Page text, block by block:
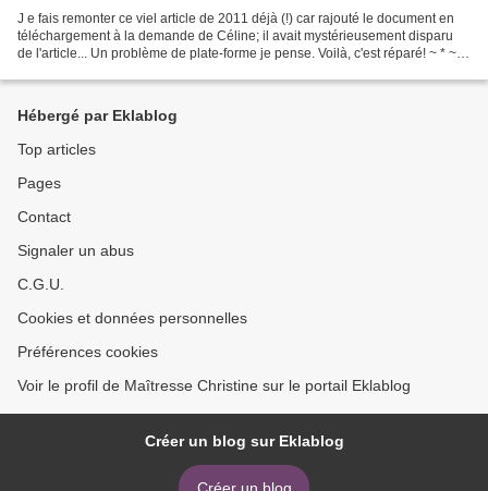
J e fais remonter ce viel article de 2011 déjà (!) car rajouté le document en
téléchargement à la demande de Céline; il avait mystérieusement disparu
de l'article... Un problème de plate-forme je pense. Voilà, c'est réparé! ~ * ~ B
Hébergé par Eklablog
Top articles
Pages
Contact
Signaler un abus
C.G.U.
Cookies et données personnelles
Préférences cookies
Voir le profil de Maîtresse Christine sur le portail Eklablog
Créer un blog sur Eklablog